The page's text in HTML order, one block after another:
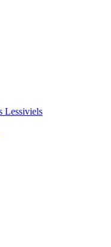
Lessiviels